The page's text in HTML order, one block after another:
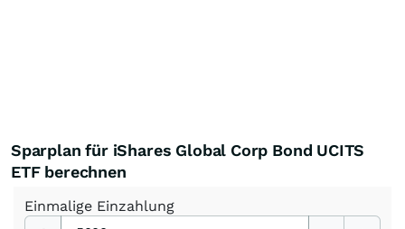
Sparplan für iShares Global Corp Bond UCITS
ETF berechnen
Einmalige Einzahlung